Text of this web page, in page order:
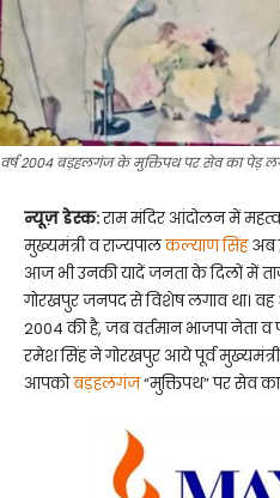
वर्ष 2004 बड़हलगंज के मुक्तिपथ पर सेव का पेड़
न्यूज़ डेस्क:राम मंदिर आंदोलन में
मुख्यमंत्री व राज्यपालकल्याण सिंहअब
आज भी उनकी यादें जनता के दिलों में
गोरखपुर जनपद से विशेष लगाव था।
2004 की है, जब वर्तमान भाजपा नेता
रमेश सिंह ने गोरखपुर आये पूर्व
आपकोबड़हलगंज“मुक्तिपथ” पर सेव का